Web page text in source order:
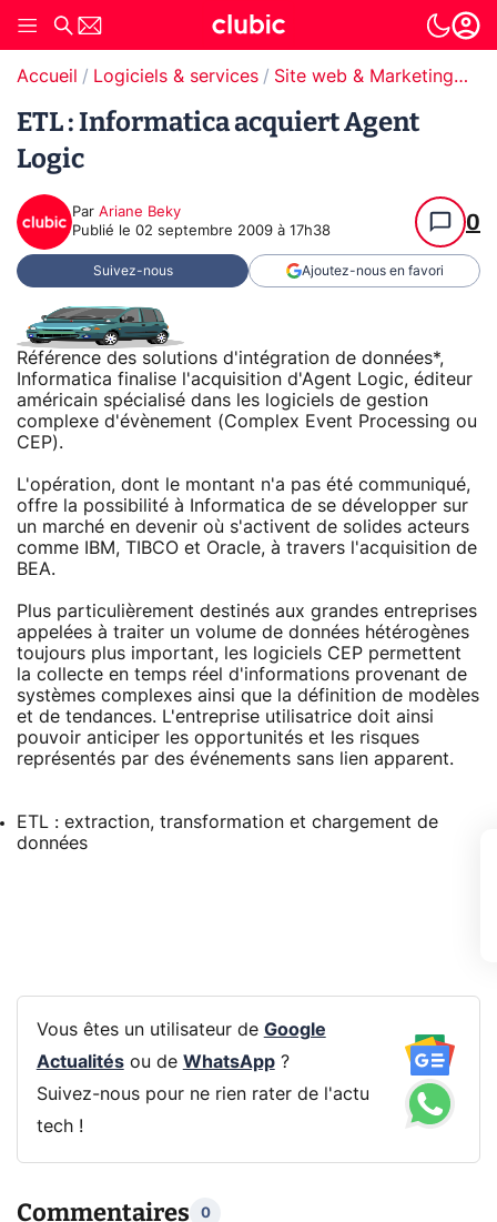
Accueil Logiciels & services Site web & Marketing Digital
ETL : Informatica acquiert Agent
Logic
Par Ariane Beky
Publié le 02 septembre 2009 à 17h38 0
Suivez-nous Ajoutez-nous en favori
Référence des solutions d'intégration de données*,
Informatica finalise l'acquisition d'Agent Logic, éditeur
américain spécialisé dans les logiciels de gestion
complexe d'évènement (Complex Event Processing ou
CEP).
L'opération, dont le montant n'a pas été communiqué,
offre la possibilité à Informatica de se développer sur
un marché en devenir où s'activent de solides acteurs
comme IBM, TIBCO et Oracle, à travers l'acquisition de
BEA.
Plus particulièrement destinés aux grandes entreprises
appelées à traiter un volume de données hétérogènes
toujours plus important, les logiciels CEP permettent
la collecte en temps réel d'informations provenant de
systèmes complexes ainsi que la définition de modèles
et de tendances. L'entreprise utilisatrice doit ainsi
pouvoir anticiper les opportunités et les risques
représentés par des événements sans lien apparent.
ETL : extraction, transformation et chargement de
données
Vous êtes un utilisateur de Google
Actualitésou de WhatsApp?
Suivez-nous pour ne rien rater de l'actu
tech !
Commentaires 0